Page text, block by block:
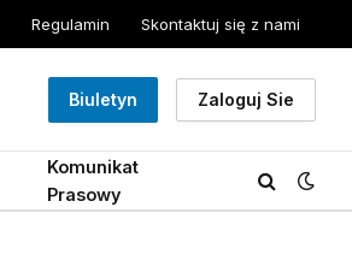
Regulamin Skontaktuj się z nami
Biuletyn Zaloguj Sie
Komunikat
Prasowy